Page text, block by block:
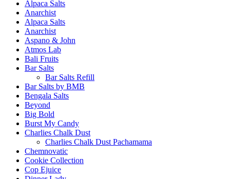
Alpaca Salts
Anarchist
Alpaca Salts
Anarchist
Aspano & John
Atmos Lab
Bali Fruits
Bar Salts
Bar Salts Refill
Bar Salts by BMB
Bengala Salts
Beyond
Big Bold
Burst My Candy
Charlies Chalk Dust
Charlies Chalk Dust Pachamama
Chemnovatic
Cookie Collection
Cop Ejuice